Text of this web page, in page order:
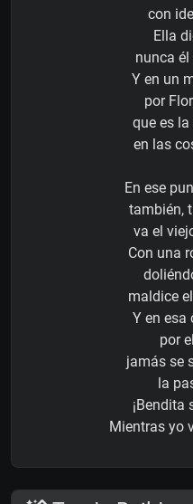
con
Ella
nunca él
Y en un
por
que es
en las
En ese
también,
va el
Con una
maldice
Y en esa
por
jamás se
la
¡Bendita
Mientras yo